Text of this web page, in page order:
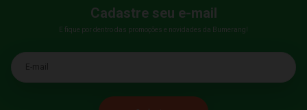
Cadastre seu e-mail
E fique por dentro das promoções e novidades da Bumerang!
E-mail